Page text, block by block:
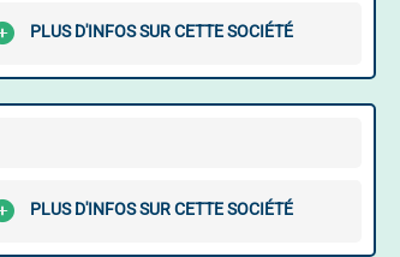
PLUS D'INFOS SUR CETTE SOCIÉTÉ
PLUS D'INFOS SUR CETTE SOCIÉTÉ